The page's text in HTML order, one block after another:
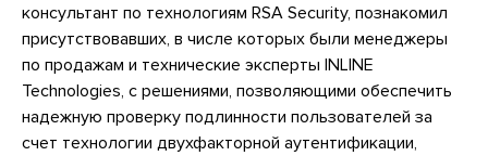
консультант по технологиям RSA Security, познакомил
присутствовавших, в числе которых были менеджеры
по продажам и технические эксперты INLINE
Technologies, с решениями, позволяющими обеспечить
надежную проверку подлинности пользователей за
счет технологии двухфакторной аутентификации,